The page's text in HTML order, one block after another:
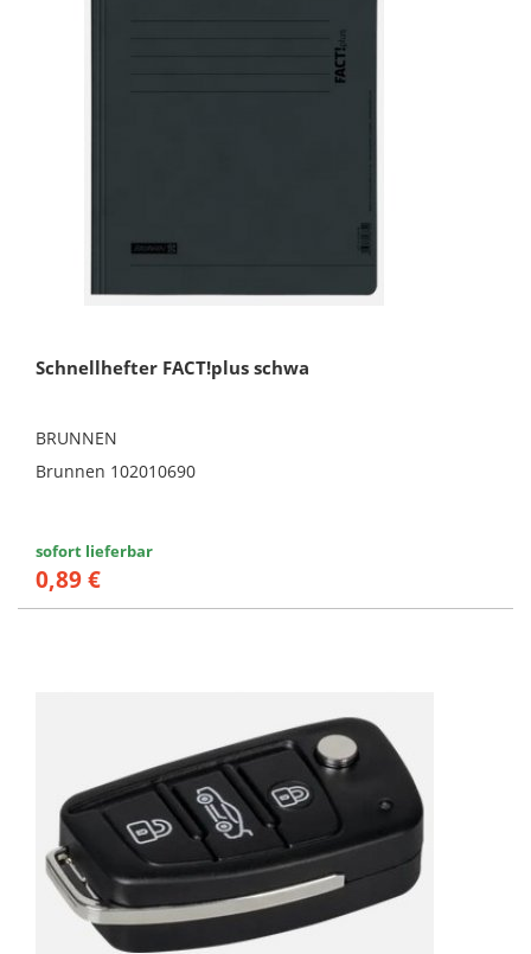
Schnellhefter FACT!plus schwa
BRUNNEN
Brunnen 102010690
sofort lieferbar
0,89 €